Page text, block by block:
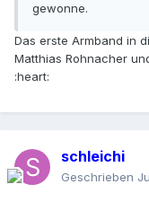
gewonne.
Das erste Armband in
Matthias Rohnacher
:heart:
schleichi
Geschrieben